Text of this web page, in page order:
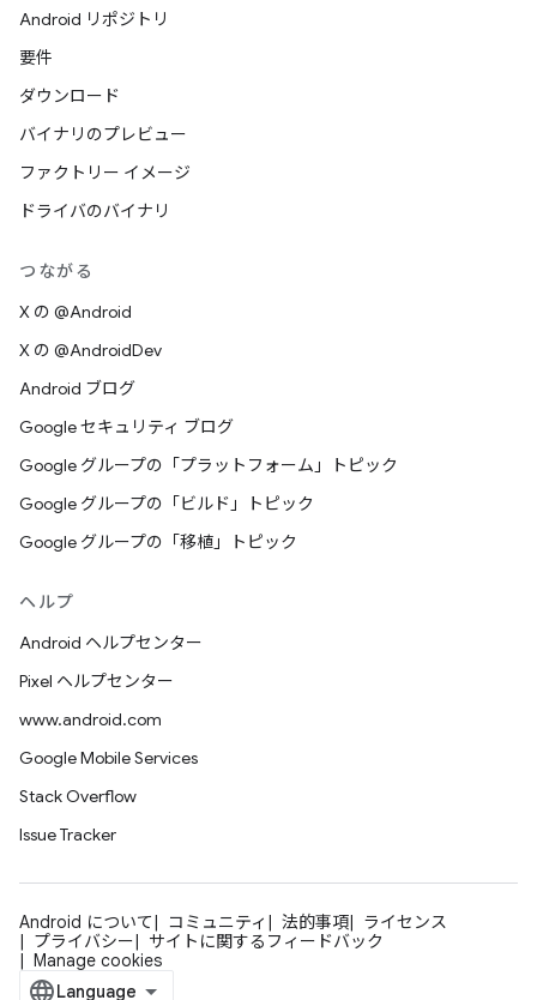
Android リポジトリ
要件
ダウンロード
バイナリのプレビュー
ファクトリー イメージ
ドライバのバイナリ
つながる
X の @Android
X の @AndroidDev
Android ブログ
Google セキュリティ ブログ
Google グループの「プラットフォーム」トピック
Google グループの「ビルド」トピック
Google グループの「移植」トピック
ヘルプ
Android ヘルプセンター
Pixel ヘルプセンター
www.android.com
Google Mobile Services
Stack Overflow
Issue Tracker
Android について コミュニティ 法的事項
ライセンス
プライバシー
サイトに関するフィードバック
Manage cookies